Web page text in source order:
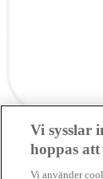
Vi sysslar
hoppas
Vi använder